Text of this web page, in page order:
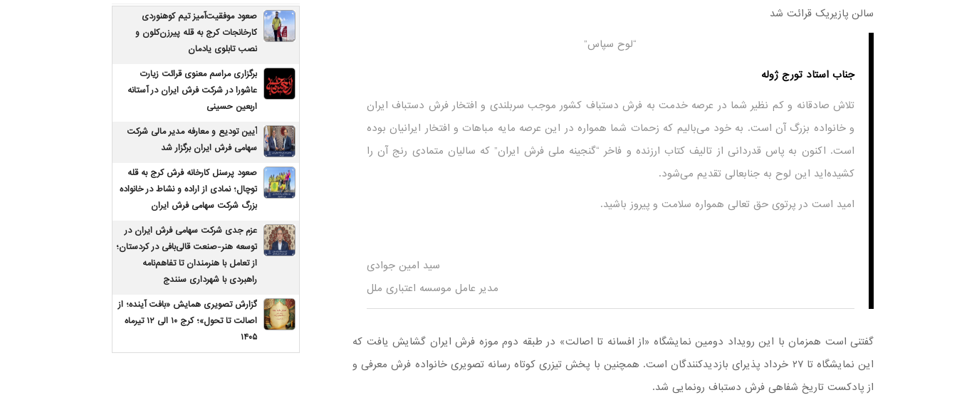
سالن پازیریک قرائت شد
“لوح سپاس”
جناب استاد تورج ژوله
تلاش صادقانه و کم نظیر شما در عرصه خدمت به فرش دستباف کشور موجب سربلندی و افتخار فرش دستباف ایران
و خانواده بزرگ آن است. به خود می‌بالیم که زحمات شما همواره در این عرصه مایه مباهات و افتخار ایرانیان بوده
است. اکنون به پاس قدردانی از تالیف کتاب ارزنده و فاخر “گنجینه ملی فرش ایران” که سالیان متمادی رنج آن را
کشیده‌اید این لوح به جنابعالی تقدیم می‌شود.
امید است در پرتوی حق تعالی همواره سلامت و پیروز باشید.
سید امین جوادی
مدیر عامل موسسه اعتباری ملل
گفتنی است همزمان با این رویداد دومین نمایشگاه «از افسانه تا اصالت» در طبقه دوم موزه فرش ایران گشایش یافت که
این نمایشگاه تا ۲۷ خرداد پذیرای بازدیدکنندگان است. همچنین با پخش تیزری کوتاه رسانه تصویری خانواده فرش معرفی و
از پادکست تاریخ شفاهی فرش دستباف رونمایی شد.
صعود موفقیت‌آمیز تیم کوهنوردی
کارخانجات کرج به قله پیرزن‌کلون و
نصب تابلوی یادمان
برگزاری مراسم معنوی قرائت زیارت
عاشورا در شرکت فرش ایران در آستانه
اربعین حسینی
آیین تودیع و معارفه مدیر مالی شرکت
سهامی فرش ایران برگزار شد
صعود پرسنل کارخانه فرش کرج به قله
توچال؛ نمادی از اراده و نشاط در خانواده
بزرگ شرکت سهامی فرش ایران
عزم جدی شرکت سهامی فرش ایران در
توسعه هنر-صنعت قالی‌بافی در کردستان؛
از تعامل با هنرمندان تا تفاهم‌نامه
راهبردی با شهرداری سنندج
گزارش تصویری همایش «بافت آینده؛ از
اصالت تا تحول»؛ کرج ۱۰ الی ۱۲ تیرماه
۱۴۰۵